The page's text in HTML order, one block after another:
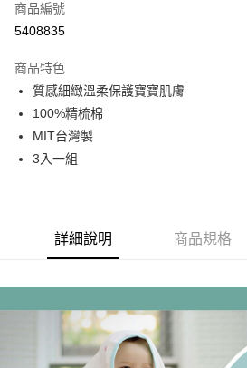
悠遊付
運送方式
基本宅配
每筆NT$150，滿NT$1,000(含以上)免運費
商品編號
5408835
商品特色
質感細緻溫柔保護寶寶肌膚
100%精梳棉
MIT台灣製
3入一組
詳細說明 商品規格